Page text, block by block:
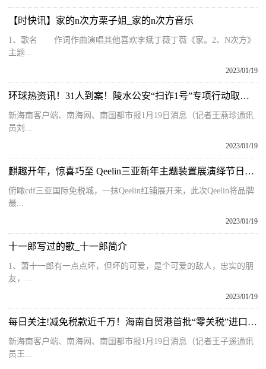
【时快讯】家的n次方栗子姐_家的n次方音乐
1、歌名 作词作曲演唱其他喜欢李斌丁薇丁薇《家。2、N次方》
主题...
2023/01/19
环球热资讯！31人到案！陵水公安“扫诈1号”专项行动取得成效并公布警示案例
新海南客户端、南海网、南国都市报1月19日消息（记者王燕珍通讯
员刘...
2023/01/19
麒趣开年，惊喜巧至 Qeelin三亚新年主题装置展演绎节日盛景
俯瞰cdf三亚国际免税城，一抹Qeelin红铺展开来，此次Qeelin将品牌
最...
2023/01/19
十一郎写过的歌_十一郎简介
1、萧十一郎有一点点坏，但坏的可爱，是个可爱的敌人，忠实的朋
友，...
2023/01/19
每日关注!减免税款近千万！海南自贸港首批“零关税”进口劳斯莱斯通关放行
新海南客户端、南海网、南国都市报1月19日消息（记者王子遥通讯
员王...